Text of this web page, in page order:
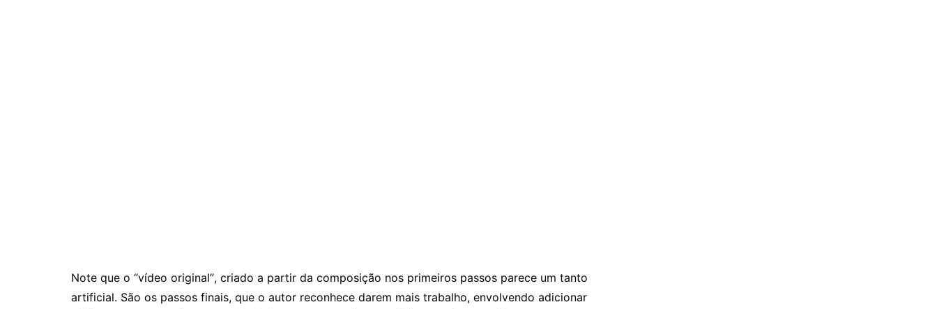
Note que o “vídeo original”, criado a partir da composição nos primeiros passos parece um tanto
artificial. São os passos finais, que o autor reconhece darem mais trabalho, envolvendo adicionar